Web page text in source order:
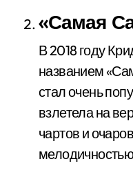
«Самая
В 2018 году Крид выпустил трек под
названием
стал очень
взлетела на
чартов и